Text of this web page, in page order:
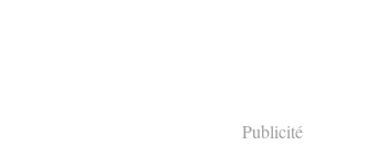
Publicité